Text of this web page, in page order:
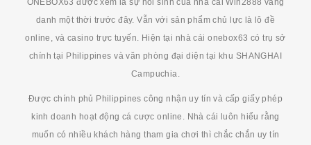
ONEBOX63 được xem là sự hồi sinh của nhà cái Win2888 vang
danh một thời trước đây. Vẫn với sản phẩm chủ lực là lô đề
online, và casino trực tuyến. Hiện tại nhà cái onebox63 có trụ sở
chính tại Philippines và văn phòng đại diện tại khu SHANGHAI
Campuchia.
Được chính phủ Philippines công nhận uy tín và cấp giấy phép
kinh doanh hoạt động cá cược online. Nhà cái luôn hiểu rằng
muốn có nhiều khách hàng tham gia chơi thì chắc chắn uy tín